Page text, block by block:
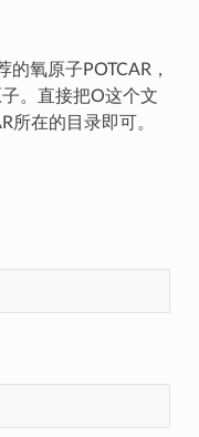
氧原子POTCAR，
。直接把O这个文
所在的目录即可。